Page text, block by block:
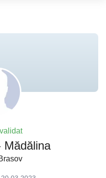
Mădălina